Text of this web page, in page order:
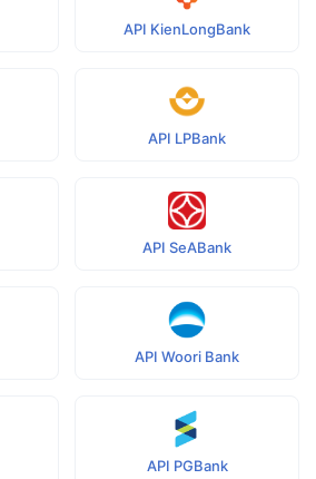
API KienLongBank
API LPBank
API SeABank
API Woori Bank
API PGBank